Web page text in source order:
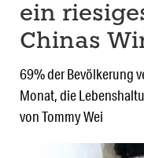
ein
Chinas
69% der Bevölkerung
Monat, die
von Tommy Wei